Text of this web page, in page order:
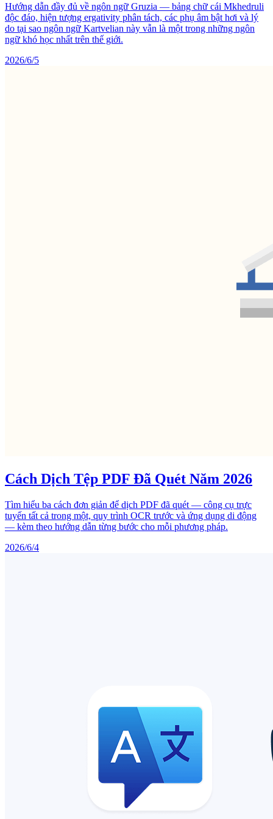
Hướng dẫn đầy đủ về ngôn ngữ Gruzia — bảng chữ cái Mkhedruli
độc đáo, hiện tượng ergativity phân tách, các phụ âm bật hơi và lý
do tại sao ngôn ngữ Kartvelian này vẫn là một trong những ngôn
ngữ khó học nhất trên thế giới.
2026/6/5
Cách Dịch Tệp PDF Đã Quét Năm 2026
Tìm hiểu ba cách đơn giản để dịch PDF đã quét — công cụ trực
tuyến tất cả trong một, quy trình OCR trước và ứng dụng di động
— kèm theo hướng dẫn từng bước cho mỗi phương pháp.
2026/6/4